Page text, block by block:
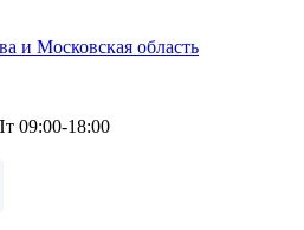
и Московская область
09:00-18:00